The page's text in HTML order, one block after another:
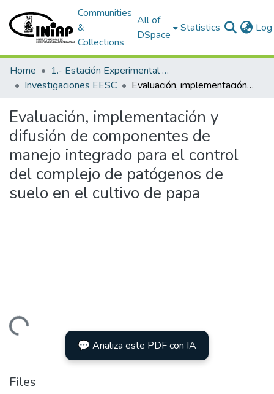
Communities
&
Collections
All of
DSpace
Statistics
Home
1.- Estación Experimental Santa Catalina
Investigaciones EESC
Evaluación, implementación y difusión de componentes de manejo integrado para el control del complejo de patógenos de suelo en el cultivo de papa
Evaluación, implementación y
difusión de componentes de
manejo integrado para el control
del complejo de patógenos de
suelo en el cultivo de papa
Loading... 💬 Analiza este PDF con IA
Files